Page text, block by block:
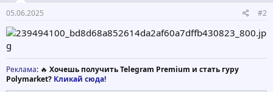
05.06.2025 #2
Реклама: 🔥 Хочешь получить Telegram Premium и стать гуру
Polymarket? Кликай сюда!